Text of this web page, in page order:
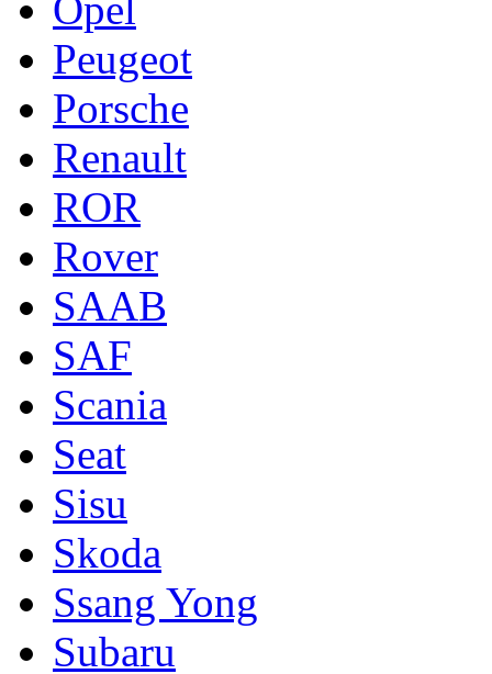
Peugeot
Porsche
Renault
ROR
Rover
SAAB
SAF
Scania
Seat
Sisu
Skoda
Ssang Yong
Subaru